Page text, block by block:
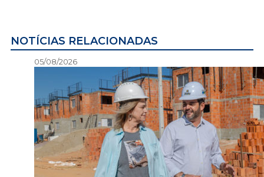
NOTÍCIAS RELACIONADAS
05/08/2026